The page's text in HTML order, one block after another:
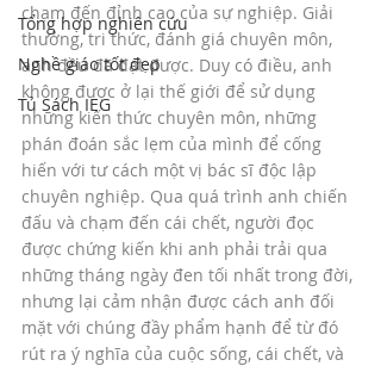
Tổng hợp nghiên cứu
Nghề giáo tốt đẹp
Tủ Sách IEG
chạm đến đỉnh cao của sự nghiệp. Giải
thưởng, tri thức, đánh giá chuyên môn,
anh đều đã đạt được. Duy có điều, anh
không được ở lại thế giới để sử dụng
những kiến thức chuyên môn, những
phán đoán sắc lẹm của mình để cống
hiến với tư cách một vị bác sĩ độc lập
chuyên nghiệp. Qua quá trình anh chiến
đấu và chạm đến cái chết, người đọc
được chứng kiến khi anh phải trải qua
những tháng ngày đen tối nhất trong đời,
nhưng lại cảm nhận được cách anh đối
mặt với chúng đầy phẩm hạnh để từ đó
rút ra ý nghĩa của cuộc sống, cái chết, và